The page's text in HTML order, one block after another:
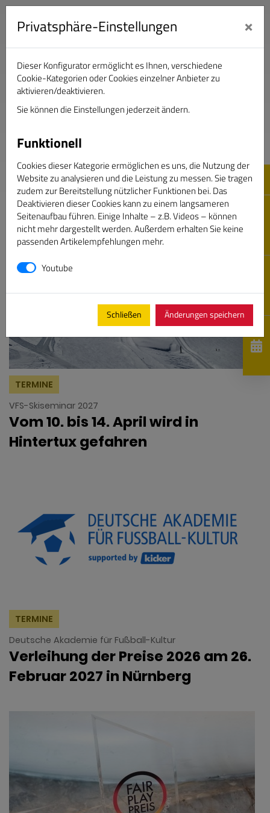
Verband Deutscher Sportjournalisten e.V.
TERMINE
VFS-Skiseminar 2027
Vom 10. bis 14. April wird in
Hintertux gefahren
TERMINE
Deutsche Akademie für Fußball-Kultur
Verleihung der Preise 2026 am 26.
Februar 2027 in Nürnberg
Privatsphäre-Einstellungen ×
Dieser Konfigurator ermöglicht es Ihnen, verschiedene
Cookie-Kategorien oder Cookies einzelner Anbieter zu
aktivieren/deaktivieren.
Sie können die Einstellungen jederzeit ändern.
Funktionell
Cookies dieser Kategorie ermöglichen es uns, die Nutzung der
Website zu analysieren und die Leistung zu messen. Sie tragen
zudem zur Bereitstellung nützlicher Funktionen bei. Das
Deaktivieren dieser Cookies kann zu einem langsameren
Seitenaufbau führen. Einige Inhalte – z.B. Videos – können
nicht mehr dargestellt werden. Außerdem erhalten Sie keine
passenden Artikelempfehlungen mehr.
Youtube
Schließen Änderungen speichern